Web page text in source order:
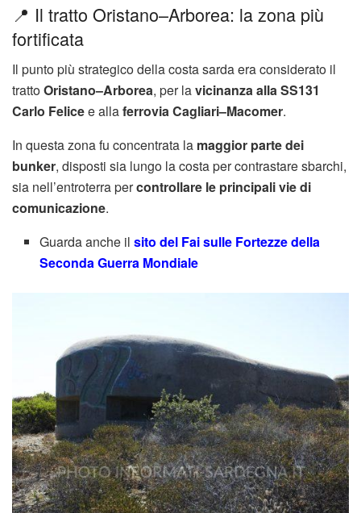
📍 Il tratto Oristano–Arborea: la zona più
fortificata
Il punto più strategico della costa sarda era considerato il
trattoOristano–Arborea, per lavicinanza alla SS131
Carlo Felicee allaferrovia Cagliari–Macomer.
In questa zona fu concentrata la maggior parte dei
bunker, disposti sia lungo la costa per contrastare sbarchi,
sia nell’entroterra percontrollare le principali vie di
comunicazione.
Guarda anche il sito del Fai sulle Fortezze della
Seconda Guerra Mondiale